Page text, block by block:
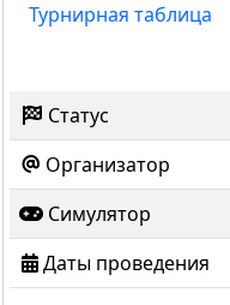
Турнирная таблица
Статус
Организатор
Симулятор
Даты проведения